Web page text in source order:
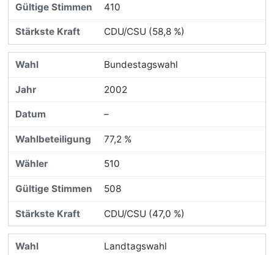
410
CDU/CSU (58,8 %)
Bundestagswahl
2002
–
77,2 %
510
508
CDU/CSU (47,0 %)
Landtagswahl